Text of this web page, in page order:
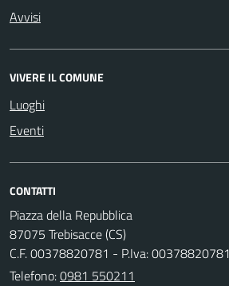
Avvisi
VIVERE IL COMUNE
Luoghi
Eventi
CONTATTI
Piazza della Repubblica
87075 Trebisacce (CS)
C.F. 00378820781 - P.Iva: 00378820781
Telefono:0981 550211